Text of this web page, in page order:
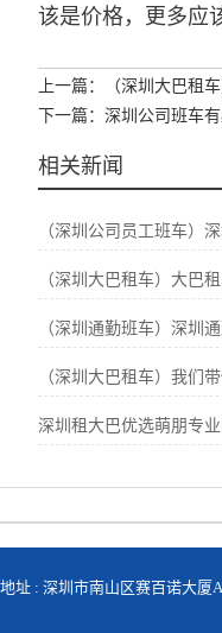
该是价格，更多应
上一篇：（深圳大巴租
下一篇：深圳公司班车
相关新闻
（深圳公司员工班车）
（深圳大巴租车）大巴
（深圳通勤班车）深圳
（深圳大巴租车）我们
深圳租大巴优选萌朋专
址 : 深圳市南山区赛百诺大厦